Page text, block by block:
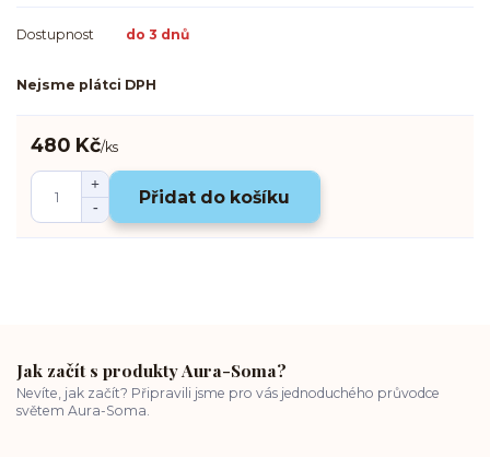
Dostupnost do 3 dnů
Nejsme plátci DPH
480 Kč/ks
Přidat do košíku
Jak začít s produkty Aura-Soma?
Nevíte, jak začít? Připravili jsme pro vás jednoduchého průvodce
světem Aura-Soma.